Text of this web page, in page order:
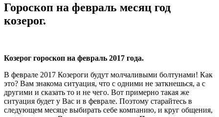
Гороскоп на февраль месяц год
козерог.
Козерог гороскоп на февраль 2017 года.
В феврале 2017 Козероги будут молчаливыми болтунами! Как
это? Вам знакома ситуация, что с одними не заткнешься, а с
другими и сказать то и не чего. Вот примерно такая же
ситуация будет у Вас и в феврале. Поэтому старайтесь в
следующем месяце выбирать себе компанию, и круг общения,